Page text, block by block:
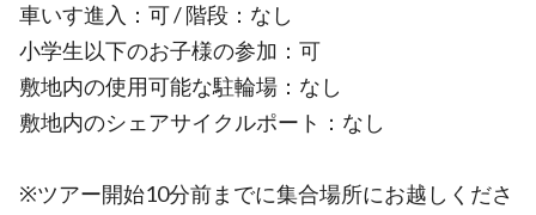
車いす進入：可 / 階段：なし
小学生以下のお子様の参加：可
敷地内の使用可能な駐輪場：なし
敷地内のシェアサイクルポート：なし
※ツアー開始10分前までに集合場所にお越しくださ